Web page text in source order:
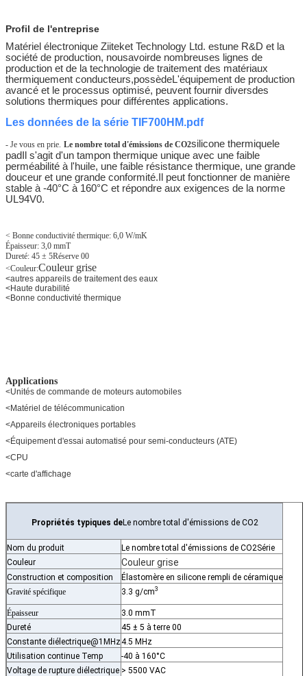
Profil de l'entreprise
Matériel électronique Ziiteket Technology Ltd. estune R&D et la
société de production, nousavoirde nombreuses lignes de
production et de la technologie de traitement des matériaux
thermiquement conducteurs,possèdeL'équipement de production
avancé et le processus optimisé, peuvent fournir diversdes
solutions thermiques pour différentes applications.
Les données de la série TIF700HM.pdf
- Je vous en prie. Le nombre total d'émissions de CO2silicone thermiquele
pad
Il s'agit d'un tampon thermique unique avec une faible
perméabilité à l'huile, une faible résistance thermique, une grande
douceur et une grande conformité.Il peut fonctionner de manière
stable à -40°C à 160°C et répondre aux exigences de la norme
UL94V0.
< Bonne conductivité thermique: 6,0 W/mK
Épaisseur: 3,0 mmT
Dureté: 45 ± 5Réserve 00
<Couleur:Couleur grise
<autres appareils de traitement des eaux
<Haute durabilité
<Bonne conductivité thermique
Applications
<Unités de commande de moteurs automobiles
<Matériel de télécommunication
<Appareils électroniques portables
<Équipement d'essai automatisé pour semi-conducteurs (ATE)
<CPU
<carte d'affichage
Propriétés typiques deLe nombre total d'émissions de CO2
Nom du produit Le nombre total d'émissions de CO2Série
Couleur
Couleur grise
Construction et composition
Élastomère en silicone rempli de céramique
Gravité spécifique
3.3 g/cm3
Épaisseur
3.0 mmT
Dureté
45 ± 5 à terre 00
Constante diélectrique@1MHz4.5 MHz
Utilisation continue Temp
-40 à 160°C
Voltage de rupture diélectrique > 5500 VAC